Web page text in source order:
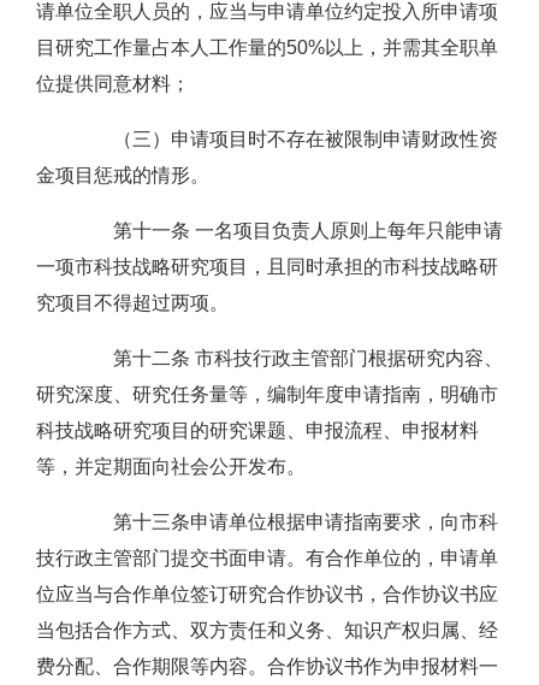
请单位全职人员的，应当与申请单位约定投入所申请项
目研究工作量占本人工作量的50%以上，并需其全职单
位提供同意材料；
（三）申请项目时不存在被限制申请财政性资
金项目惩戒的情形。
第十一条 一名项目负责人原则上每年只能申请
一项市科技战略研究项目，且同时承担的市科技战略研
究项目不得超过两项。
第十二条 市科技行政主管部门根据研究内容、
研究深度、研究任务量等，编制年度申请指南，明确市
科技战略研究项目的研究课题、申报流程、申报材料
等，并定期面向社会公开发布。
第十三条申请单位根据申请指南要求，向市科
技行政主管部门提交书面申请。有合作单位的，申请单
位应当与合作单位签订研究合作协议书，合作协议书应
当包括合作方式、双方责任和义务、知识产权归属、经
费分配、合作期限等内容。合作协议书作为申报材料一